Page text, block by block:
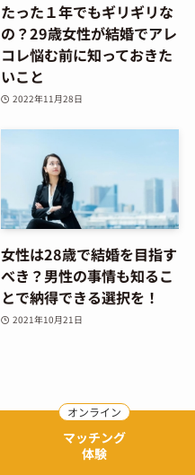
たった１年でもギリギリな
の？29歳女性が結婚でアレ
コレ悩む前に知っておきた
いこと
2022年11月28日
女性は28歳で結婚を目指す
べき？男性の事情も知るこ
とで納得できる選択を！
2021年10月21日
マッチング
体験
会話